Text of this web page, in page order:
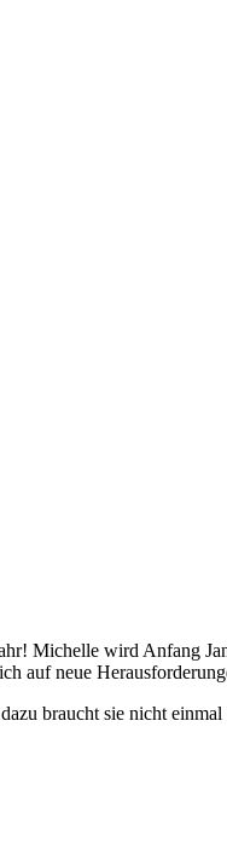
Michelle wird Anfang
auf neue
braucht sie nicht einmal